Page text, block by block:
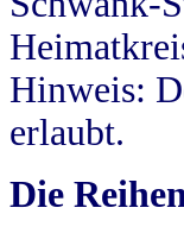
Hinweis:
erlaubt.
Die